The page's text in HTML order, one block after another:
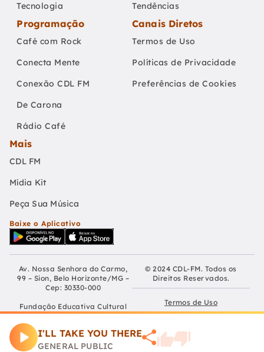
I'LL TAKE YOU THERE
GENERAL PUBLIC
Tecnologia
Tendências
Programação
Café com Rock
Conecta Mente
Conexão CDL FM
De Carona
Rádio Café
Canais Diretos
Termos de Uso
Políticas de Privacidade
Preferências de Cookies
Mais
CDL FM
Mídia Kit
Peça Sua Música
Baixe o Aplicativo
Av. Nossa Senhora do Carmo,
99 – Sion, Belo Horizonte/MG –
Cep: 30330-000
Fundação Educativa Cultural
Câmara De Dirigentes Lojistas
CNPJ: 04.210.060/0001-90
© 2024 CDL-FM. Todos os
Direitos Reservados.
Termos de Uso
Preferências de Cookies